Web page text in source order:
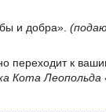
и добра».
переходит к
Кота